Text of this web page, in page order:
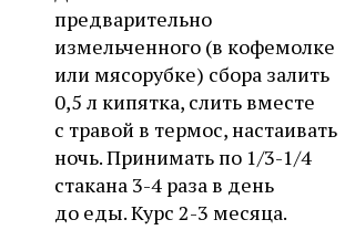
предварительно
измельченного (в кофемолке
или мясорубке) сбора залить
0,5 л кипятка, слить вместе
с травой в термос, настаивать
ночь. Принимать по 1/3-1/4
стакана 3-4 раза в день
до еды. Курс 2-3 месяца.